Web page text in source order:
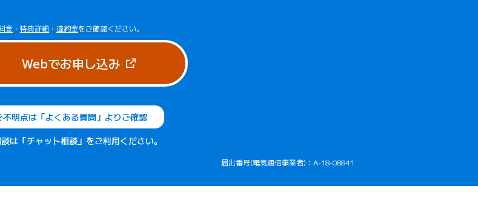
金 ・ 特典詳細 ・ 違約金をご確認ください。
Webでお申し込み（新しいタブで開きます）
不明点は「よくある質問」よりご確認
は「チャット相談」をご利用ください。
届出番号(電気通信事業者)：A-18-08841